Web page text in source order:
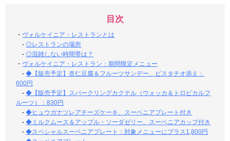
目次
・ ヴォルケイニア・レストランとは
-◎レストランの場所
-◎混雑しない時間帯は？
・ ヴォルケイニア・レストラン：期間限定メニュー
-◆【販売予定】杏仁豆腐＆フルーツサンデー、ピスタチオ添え：
600円
-◆【販売予定】スパークリングカクテル（ウォッカ＆トロピカルフ
ルーツ）：830円
-◆ヒュウガナツレアチーズケーキ、スーベニアプレート付き
-◆ミルクムース＆アップル・ソーダゼリー、スーベニアカップ付き
-◆スペシャルスーベニアプレート：対象メニューにプラス1,800円